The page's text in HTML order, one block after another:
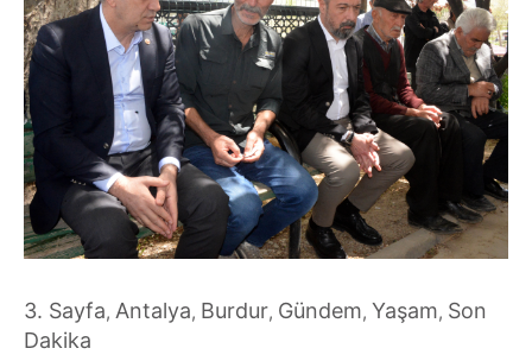
3. Sayfa, Antalya, Burdur, Gündem, Yaşam, Son
Dakika